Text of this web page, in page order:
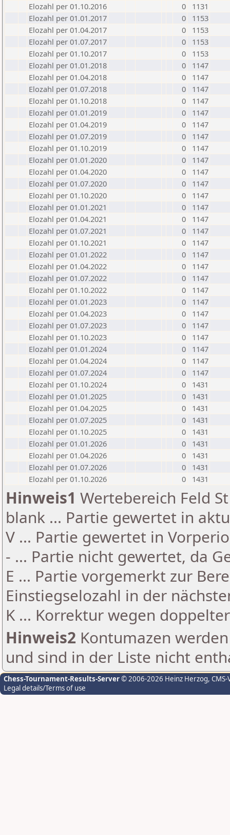
Elozahl per 01.10.2016
0
1131
Elozahl per 01.01.2017
0
1153
Elozahl per 01.04.2017
0
1153
Elozahl per 01.07.2017
0
1153
Elozahl per 01.10.2017
0
1153
Elozahl per 01.01.2018
0
1147
Elozahl per 01.04.2018
0
1147
Elozahl per 01.07.2018
0
1147
Elozahl per 01.10.2018
0
1147
Elozahl per 01.01.2019
0
1147
Elozahl per 01.04.2019
0
1147
Elozahl per 01.07.2019
0
1147
Elozahl per 01.10.2019
0
1147
Elozahl per 01.01.2020
0
1147
Elozahl per 01.04.2020
0
1147
Elozahl per 01.07.2020
0
1147
Elozahl per 01.10.2020
0
1147
Elozahl per 01.01.2021
0
1147
Elozahl per 01.04.2021
0
1147
Elozahl per 01.07.2021
0
1147
Elozahl per 01.10.2021
0
1147
Elozahl per 01.01.2022
0
1147
Elozahl per 01.04.2022
0
1147
Elozahl per 01.07.2022
0
1147
Elozahl per 01.10.2022
0
1147
Elozahl per 01.01.2023
0
1147
Elozahl per 01.04.2023
0
1147
Elozahl per 01.07.2023
0
1147
Elozahl per 01.10.2023
0
1147
Elozahl per 01.01.2024
0
1147
Elozahl per 01.04.2024
0
1147
Elozahl per 01.07.2024
0
1147
Elozahl per 01.10.2024
0
1431
Elozahl per 01.01.2025
0
1431
Elozahl per 01.04.2025
0
1431
Elozahl per 01.07.2025
0
1431
Elozahl per 01.10.2025
0
1431
Elozahl per 01.01.2026
0
1431
Elozahl per 01.04.2026
0
1431
Elozahl per 01.07.2026
0
1431
Elozahl per 01.10.2026
0 1431
Hinweis1 Wertebereich Feld
blank ... Partie gewertet in
V ... Partie gewertet in
- ... Partie nicht gewertet, da
E ... Partie vorgemerkt zur
Einstiegselozahl in der
K ... Korrektur wegen
Hinweis2 Kontumazen
und sind in der Liste nicht
Chess-Tournament-Results-Server© 2006-2026 Heinz Herzog,
Legal details/Terms of use